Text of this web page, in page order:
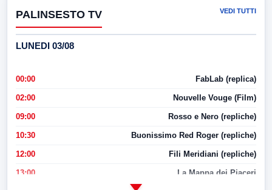
PALINSESTO TV VEDI TUTTI
LUNEDI 03/08
00:00 FabLab (replica)
02:00 Nouvelle Vouge (Film)
09:00 Rosso e Nero (repliche)
10:30 Buonissimo Red Roger (repliche)
12:00 Fili Meridiani (repliche)
13:00 La Mappa dei Piaceri